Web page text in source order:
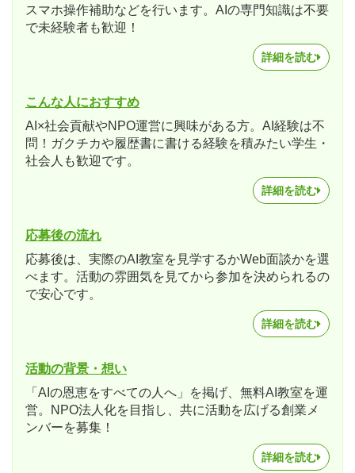
スマホ操作補助などを行います。AIの専門知識は不要
で未経験者も歓迎！
詳細を読む
こんな人におすすめ
AI×社会貢献やNPO運営に興味がある方。AI経験は不
問！ガクチカや履歴書に書ける経験を積みたい学生・
社会人も歓迎です。
詳細を読む
応募後の流れ
応募後は、実際のAI教室を見学するかWeb面談かを選
べます。活動の雰囲気を見てから参加を決められるの
で安心です。
詳細を読む
活動の背景・想い
「AIの恩恵をすべての人へ」を掲げ、無料AI教室を運
営。NPO法人化を目指し、共に活動を広げる創業メ
ンバーを募集！
詳細を読む